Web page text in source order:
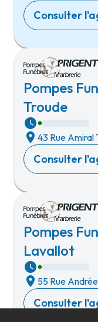
Consulter
Pompes
Troude
43 Rue Amiral
Consulter
Pompes
Lavallot
55 Rue
Consulter